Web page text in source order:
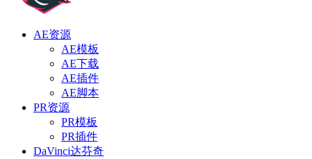
AE资源
AE模板
AE下载
AE插件
AE脚本
PR资源
PR模板
PR插件
DaVinci达芬奇